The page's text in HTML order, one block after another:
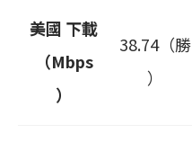
美國 下載
（Mbps
）
38.74（勝
）